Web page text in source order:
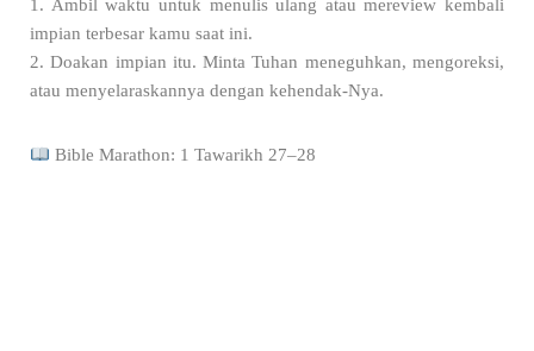
1. Ambil waktu untuk menulis ulang atau mereview kembali
impian terbesar kamu saat ini.
2. Doakan impian itu. Minta Tuhan meneguhkan, mengoreksi,
atau menyelaraskannya dengan kehendak-Nya.
Bible Marathon: 1 Tawarikh 27–28